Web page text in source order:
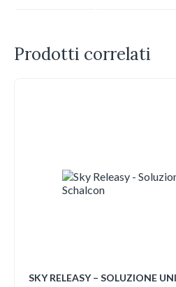
Prodotti correlati
SKY RELEASY – SOLUZIONE